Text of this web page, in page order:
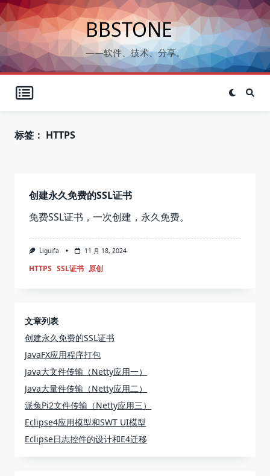
Skip
to
content
BBSTONE
——软件、技术、分享。
标签： HTTPS
创建永久免费的SSL证书
免费SSL证书，一次创建，永久免费。
Liguifa 11 月 18, 2024
HTTPS SSL证书 原创
文章列表
创建永久免费的SSL证书
JavaFX应用程序打包
Java大文件传输（Netty应用一）
Java大量件传输（Netty应用二）
派兔Pi2文件传输（Netty应用三）
Eclipse4应用模型和SWT UI模型
Eclipse日志控件的设计和E4迁移